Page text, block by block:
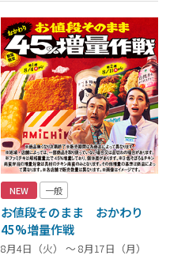
NEW 一般
お値段そのまま おかわり
45%増量作戦
8月4日（火） ～ 8月17日（月）